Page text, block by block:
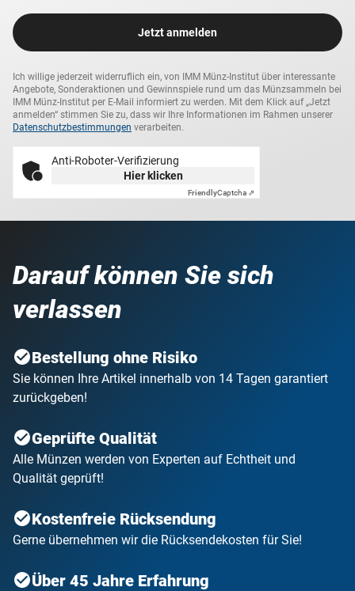
Jetzt anmelden
Ich willige jederzeit widerruflich ein, von IMM Münz-Institut über interessante
Angebote, Sonderaktionen und Gewinnspiele rund um das Münzsammeln bei
IMM Münz-Institut per E-Mail informiert zu werden. Mit dem Klick auf „Jetzt
anmelden“ stimmen Sie zu, dass wir Ihre Informationen im Rahmen unserer
Datenschutzbestimmungen verarbeiten.
Anti-Roboter-Verifizierung
Hier klicken
FriendlyCaptcha ⇗
Darauf können Sie sich
verlassen
Bestellung ohne Risiko
Sie können Ihre Artikel innerhalb von 14 Tagen garantiert
zurückgeben!
Geprüfte Qualität
Alle Münzen werden von Experten auf Echtheit und
Qualität geprüft!
Kostenfreie Rücksendung
Gerne übernehmen wir die Rücksendekosten für Sie!
Über 45 Jahre Erfahrung